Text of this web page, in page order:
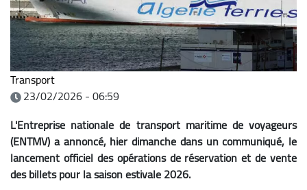
Transport
23/02/2026 - 06:59
L'Entreprise nationale de transport maritime de voyageurs
(ENTMV) a annoncé, hier dimanche dans un communiqué, le
lancement officiel des opérations de réservation et de vente
des billets pour la saison estivale 2026.